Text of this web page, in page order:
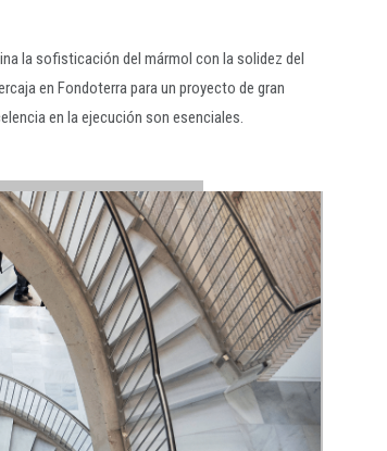
la sofisticación del mármol con la solidez del
en Fondoterra para un proyecto de gran
en la ejecución son esenciales.